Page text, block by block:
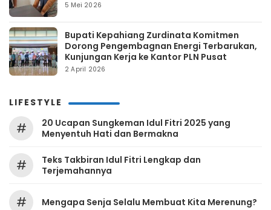
5 Mei 2026
Bupati Kepahiang Zurdinata Komitmen
Dorong Pengembagnan Energi Terbarukan,
Kunjungan Kerja ke Kantor PLN Pusat
2 April 2026
LIFESTYLE
#
20 Ucapan Sungkeman Idul Fitri 2025 yang
Menyentuh Hati dan Bermakna
#
Teks Takbiran Idul Fitri Lengkap dan
Terjemahannya
# Mengapa Senja Selalu Membuat Kita Merenung?